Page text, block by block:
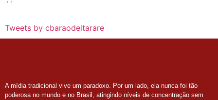
Tweets by cbaraodeitarare
A mídia tradicional vive um paradoxo. Por um lado, ela nunca foi tão
poderosa no mundo e no Brasil, atingindo níveis de concentração sem